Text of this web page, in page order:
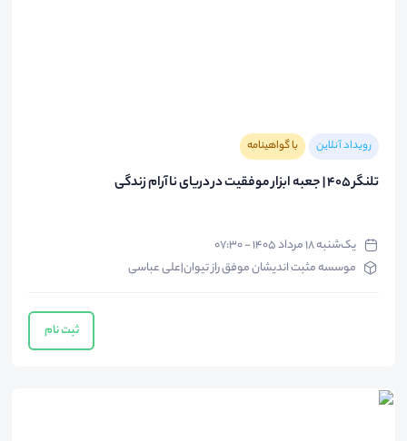
رویداد آنلاین با گواهینامه
تلنگر ۴۰۵ | جعبه ابزار موفقیت در دریای ناآرام زندگی
یک‌شنبه ۱۸ مرداد ۱۴۰۵ - ۰۷:۳۰
موسسه مثبت اندیشان موفق راز تیوان|علی عباسی
ثبت نام